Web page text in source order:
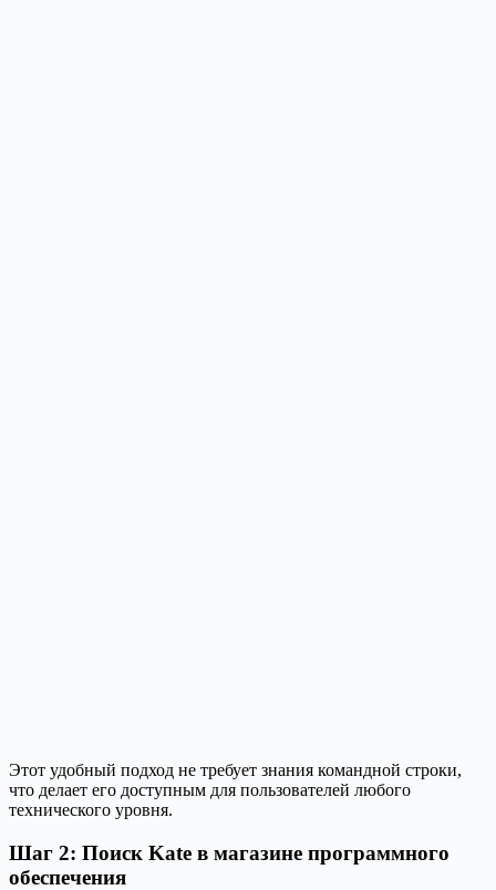
Этот удобный подход не требует знания командной строки,
что делает его доступным для пользователей любого
технического уровня.
Шаг 2: Поиск Kate в магазине программного
обеспечения